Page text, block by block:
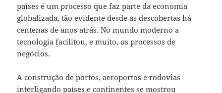
países é um processo que faz parte da economia
globalizada, tão evidente desde as descobertas há
centenas de anos atrás. No mundo moderno a
tecnologia facilitou, e muito, os processos de
negócios.
A construção de portos, aeroportos e rodovias
interligando países e continentes se mostrou